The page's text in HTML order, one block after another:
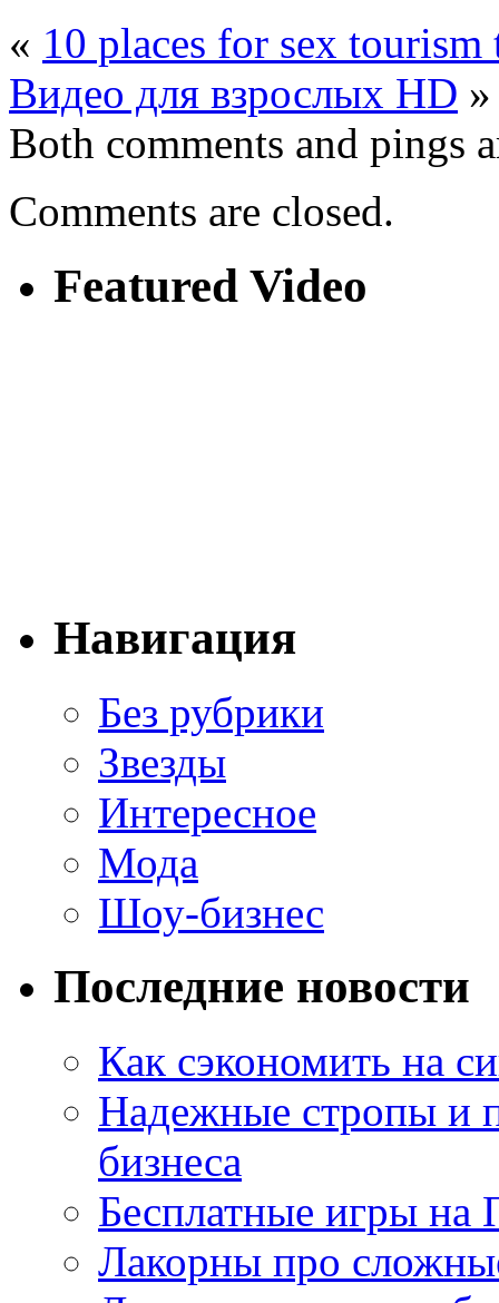
« 10 places for sex
Видео для взрослых HD »
Both comments and pings
Comments are closed.
Featured Video
Навигация
Без рубрики
Звезды
Интересное
Мода
Шоу-бизнес
Последние новости
Как сэкономить на
Надежные стропы и
бизнеса
Бесплатные игры на
Лакорны про